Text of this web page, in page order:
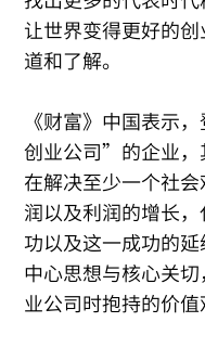
让世界变得更好的
道和了解。
《财富》中国表示
创业公司”的企业，
在解决至少一个社
润以及利润的增长
功以及这一成功的
中心思想与核心关
业公司时抱持的价值